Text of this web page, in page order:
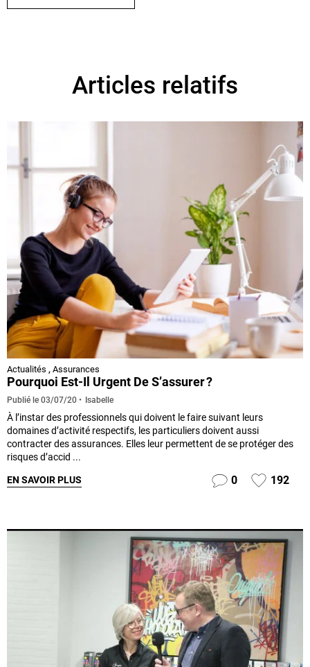
Articles relatifs
Actualités , Assurances
Pourquoi Est-Il Urgent De S’assurer ?
Publié le 03/07/20 Isabelle
À l’instar des professionnels qui doivent le faire suivant leurs
domaines d’activité respectifs, les particuliers doivent aussi
contracter des assurances. Elles leur permettent de se protéger des
risques d’accid ...
EN SAVOIR PLUS 0 192